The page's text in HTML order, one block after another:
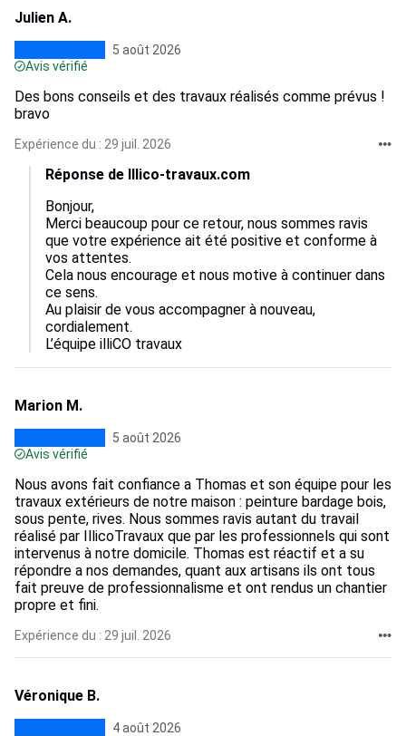
Julien A.
5 août 2026
Avis vérifié
Des bons conseils et des travaux réalisés comme prévus !
bravo
Expérience du : 29 juil. 2026
Réponse de Illico-travaux.com
Bonjour,
Merci beaucoup pour ce retour, nous sommes ravis
que votre expérience ait été positive et conforme à
vos attentes.
Cela nous encourage et nous motive à continuer dans
ce sens.
Au plaisir de vous accompagner à nouveau,
cordialement.
L’équipe illiCO travaux
Marion M.
5 août 2026
Avis vérifié
Nous avons fait confiance a Thomas et son équipe pour les
travaux extérieurs de notre maison : peinture bardage bois,
sous pente, rives. Nous sommes ravis autant du travail
réalisé par IllicoTravaux que par les professionnels qui sont
intervenus à notre domicile. Thomas est réactif et a su
répondre a nos demandes, quant aux artisans ils ont tous
fait preuve de professionnalisme et ont rendus un chantier
propre et fini.
Expérience du : 29 juil. 2026
Véronique B.
4 août 2026